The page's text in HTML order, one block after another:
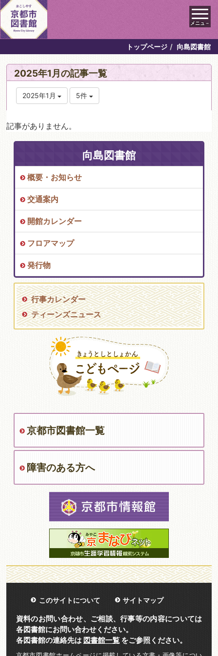
メニュ－
トップページ 向島図書館
2025年1月の記事一覧
2025年1月 5件
記事がありません。
向島図書館
概要・お知らせ
交通案内
開館カレンダー
フロアマップ
発行物
行事カレンダー
ティーンズニュース
京都市図書館一覧
障害のある方へ
このサイトについて サイトマップ
資料のお問い合わせ、ご相談、行事等の内容については
各図書館にお問い合わせください。
各図書館の連絡先は 図書館一覧をご参照ください。